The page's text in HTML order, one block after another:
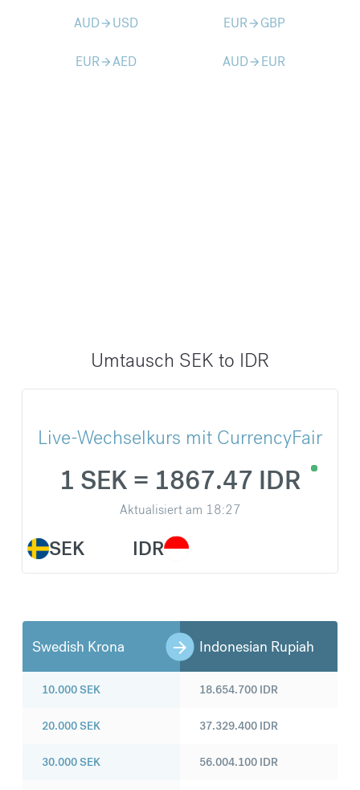
AUDarrow_forward USD EURarrow_forward GBP
EURarrow_forwardAED AUDarrow_forward EUR
Umtausch SEK to IDR
Live-Wechselkurs mit CurrencyFair
SEK
1 SEK = 1867.47 IDR
Aktualisiert am 18:27
IDR
Swedish Krona Indonesian Rupiah
10.000SEK
20.000SEK
30.000SEK
18.654.700 IDR
37.329.400 IDR
56.004.100 IDR